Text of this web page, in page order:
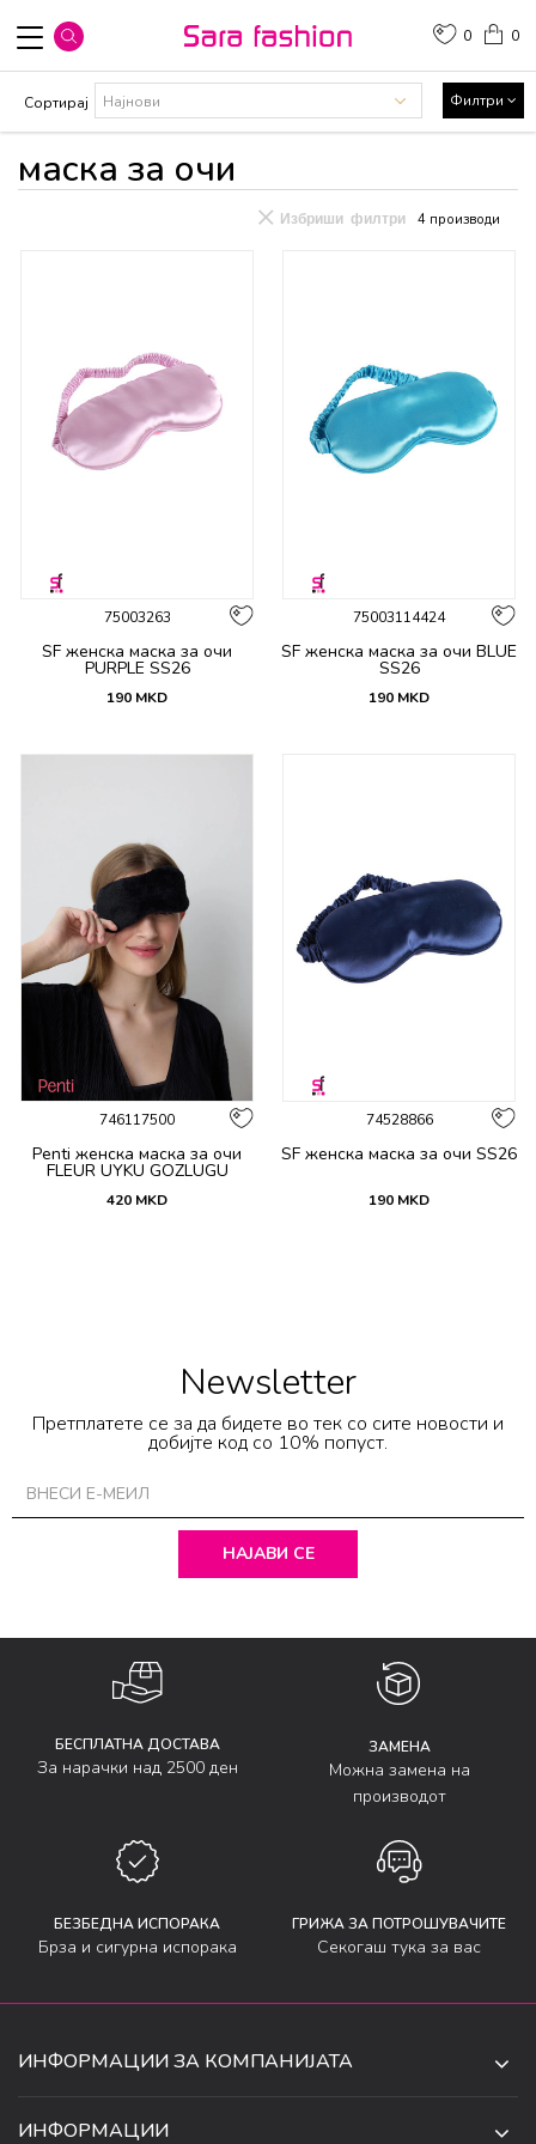
0
0
маска за очи
Сортирај Филтри
4 производи
Избриши филтри
75003263
SF женска маска за очи
PURPLE SS26
190 MKD
75003114424
SF женска маска за очи BLUE
SS26
190 MKD
746117500
Penti женска маска за очи
FLEUR UYKU GOZLUGU
420 MKD
74528866
SF женска маска за очи SS26
190 MKD
Newsletter
Претплатете се за да бидете во тек со сите новости и
добијте код со 10% попуст.
НАЈАВИ СЕ
БЕСПЛАТНА ДОСТАВА
За нарачки над 2500 ден
ЗАМЕНА
Можна замена на
производот
БЕЗБЕДНА ИСПОРАКА
Брза и сигурна испорака
ГРИЖА ЗА ПОТРОШУВАЧИТЕ
Секогаш тука за вас
ИНФОРМАЦИИ ЗА КОМПАНИЈАТА
ИНФОРМАЦИИ